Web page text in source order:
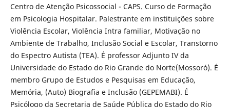
Centro de Atenção Psicossocial - CAPS. Curso de Formação
em Psicologia Hospitalar. Palestrante em instituições sobre
Violência Escolar, Violência Intra familiar, Motivação no
Ambiente de Trabalho, Inclusão Social e Escolar, Transtorno
do Espectro Autista (TEA). É professor Adjunto IV da
Universidade do Estado do Rio Grande do Norte(Mossoró). É
membro Grupo de Estudos e Pesquisas em Educação,
Memória, (Auto) Biografia e Inclusão (GEPEMABI). É
Psicólogo da Secretaria de Saúde Pública do Estado do Rio